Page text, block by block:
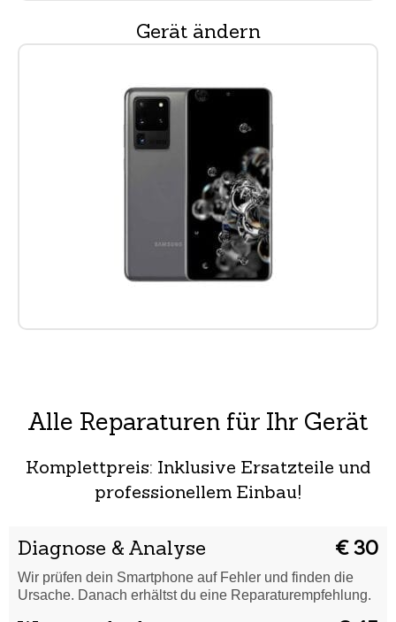
Gerät ändern
Alle Reparaturen für Ihr Gerät
Komplettpreis: Inklusive Ersatzteile und
professionellem Einbau!
Diagnose & Analyse € 30
Wir prüfen dein Smartphone auf Fehler und finden die
Ursache. Danach erhältst du eine Reparaturempfehlung.